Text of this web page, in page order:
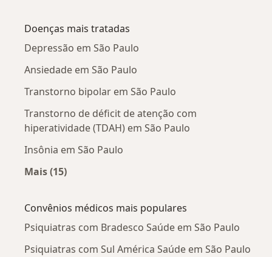
Doenças mais tratadas
Depressão em São Paulo
Ansiedade em São Paulo
Transtorno bipolar em São Paulo
Transtorno de déficit de atenção com
hiperatividade (TDAH) em São Paulo
Insônia em São Paulo
Mais (15)
Convênios médicos mais populares
Psiquiatras com Bradesco Saúde em São Paulo
Psiquiatras com Sul América Saúde em São Paulo